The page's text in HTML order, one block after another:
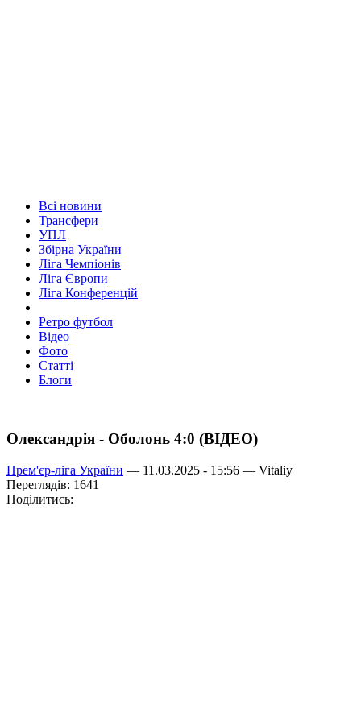
Всі новини
Трансфери
УПЛ
Збірна України
Ліга Чемпіонів
Ліга Європи
Ліга Конференцій
Ретро футбол
Відео
Фото
Статті
Блоги
Олександрія - Оболонь 4:0 (ВІДЕО)
Прем'єр-ліга України — 11.03.2025 - 15:56 — Vitaliy
Переглядів: 1641
Поділитись: